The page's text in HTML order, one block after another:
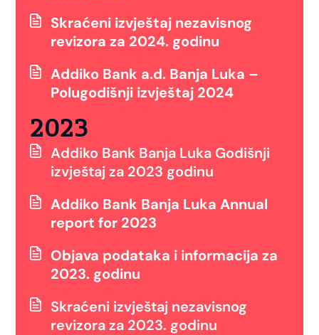
Skraćeni izvještaj nezavisnog
revizora za 2024. godinu
Addiko Bank a.d. Banja Luka –
Polugodišnji izvještaj 2024
2023
Addiko Bank Banja Luka Godišnji
izvještaj za 2023 godinu
Addiko Bank Banja Luka Annual
report for 2023
Objava podataka i informacija za
2023. godinu
Skraćeni izvještaj nezavisnog
revizora za 2023. godinu